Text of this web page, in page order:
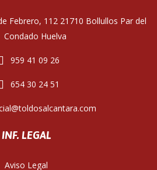
Febrero, 112 21710 Bollullos Par del
Condado Huelva
959 41 09 26
654 30 24 51
INF. LEGAL
Aviso Legal